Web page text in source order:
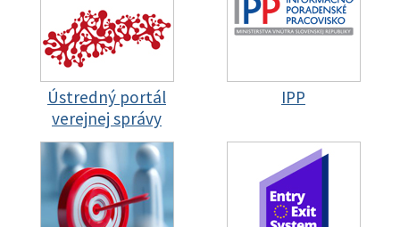
Ústredný portál
verejnej správy
IPP